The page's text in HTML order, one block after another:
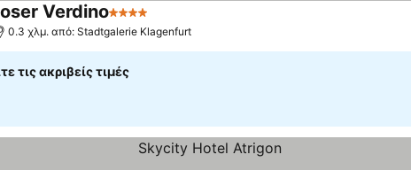
Verdino4 Αστέρια
0.3 χλμ. από: Stadtgalerie Klagenfurt
τις ακριβείς τιμές